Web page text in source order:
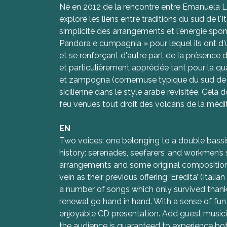
Né en 2012 de la rencontre entre Emanuela
exploré les liens entre traditions du sud de
simplicité des arrangements et l'énergie
Pandora e cumpagnia » pour lequel ils ont
et se renforçant d'autre part de la présence
et particulièrement appréciée tant pour la
et zampogna (cornemuse typique du sud
sicilienne dans le style arabe revisitée.
feu venues tout droit des volcans de la
EN
Two voices: one belonging to a double
history: serenades, seefarers’ and
arrangements and some original
vein as their previous offering ‘Eredita’
a number of songs which only survived
renewal go hand in hand. With a sense of
enjoyable CD presentation. Add guest